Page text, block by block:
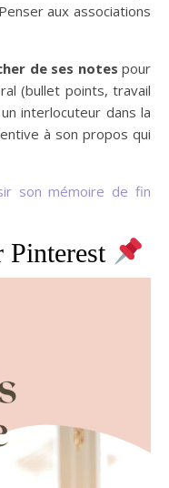
aux associations
de ses notes pour
(bullet points, travail
interlocuteur dans la
à son propos qui
son mémoire de fin
Pinterest